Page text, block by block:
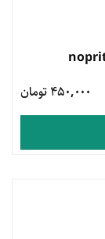
450,000 تومان